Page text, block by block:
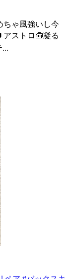
ちゃ風強いし今
アストロ🧰凝る
...